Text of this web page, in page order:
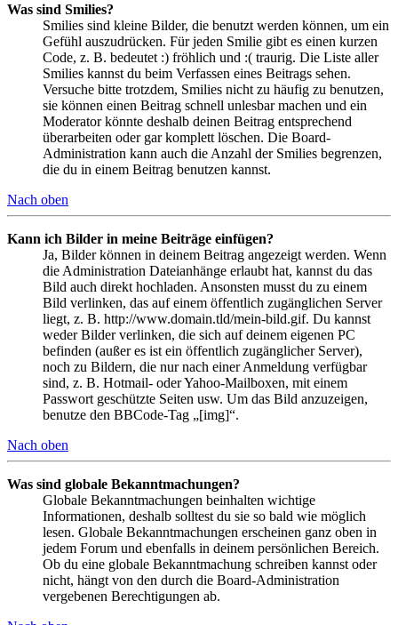
Was sind Smilies?
Smilies sind kleine Bilder, die benutzt werden können, um ein
Gefühl auszudrücken. Für jeden Smilie gibt es einen kurzen
Code, z. B. bedeutet :) fröhlich und :( traurig. Die Liste aller
Smilies kannst du beim Verfassen eines Beitrags sehen.
Versuche bitte trotzdem, Smilies nicht zu häufig zu benutzen,
sie können einen Beitrag schnell unlesbar machen und ein
Moderator könnte deshalb deinen Beitrag entsprechend
überarbeiten oder gar komplett löschen. Die Board-
Administration kann auch die Anzahl der Smilies begrenzen,
die du in einem Beitrag benutzen kannst.
Nach oben
Kann ich Bilder in meine Beiträge einfügen?
Ja, Bilder können in deinem Beitrag angezeigt werden. Wenn
die Administration Dateianhänge erlaubt hat, kannst du das
Bild auch direkt hochladen. Ansonsten musst du zu einem
Bild verlinken, das auf einem öffentlich zugänglichen Server
liegt, z. B. http://www.domain.tld/mein-bild.gif. Du kannst
weder Bilder verlinken, die sich auf deinem eigenen PC
befinden (außer es ist ein öffentlich zugänglicher Server),
noch zu Bildern, die nur nach einer Anmeldung verfügbar
sind, z. B. Hotmail- oder Yahoo-Mailboxen, mit einem
Passwort geschützte Seiten usw. Um das Bild anzuzeigen,
benutze den BBCode-Tag „[img]“.
Nach oben
Was sind globale Bekanntmachungen?
Globale Bekanntmachungen beinhalten wichtige
Informationen, deshalb solltest du sie so bald wie möglich
lesen. Globale Bekanntmachungen erscheinen ganz oben in
jedem Forum und ebenfalls in deinem persönlichen Bereich.
Ob du eine globale Bekanntmachung schreiben kannst oder
nicht, hängt von den durch die Board-Administration
vergebenen Berechtigungen ab.